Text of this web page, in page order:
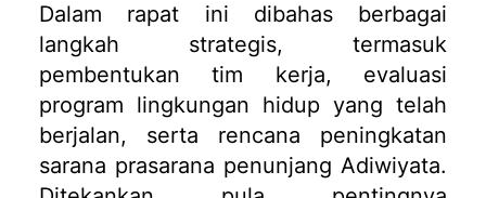
Dalam rapat ini dibahas berbagai
langkah strategis, termasuk
pembentukan tim kerja, evaluasi
program lingkungan hidup yang telah
berjalan, serta rencana peningkatan
sarana prasarana penunjang Adiwiyata.